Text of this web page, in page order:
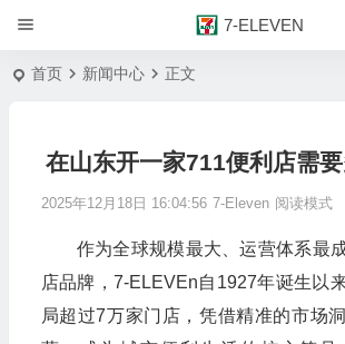
7-ELEVEN
首页 新闻中心 正文
在山东开一家711便利店需
2025年12月18日 16:04:56 7-Eleven 阅读模式
作为全球规模最大、运营体系最
店品牌，7-ELEVEn自1927年诞生以
局超过7万家门店，凭借精准的市场